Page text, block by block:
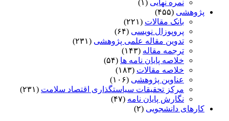
نمره نهایی (۱)
پژوهشی (۴۵۵)
بانک مقالات (۲۲۱)
پروپوزال نویسی (۶۴)
تدوین مقاله علمی پژوهشی (۲۳۱)
ترجمه مقاله (۱۴۳)
خلاصه پایان نامه ها (۵۴)
خلاصه مقالات (۱۸۳)
عناوین پژوهشی (۱۰۶)
مرکز تحقیقات سیاستگذاری اقتصاد سلامت (۲۳۱)
نگارش پایان نامه (۴۷)
کارهای دانشجویی (۲)